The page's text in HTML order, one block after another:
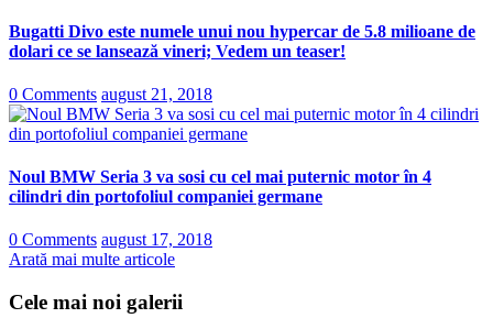
Bugatti Divo este numele unui nou hypercar de 5.8 milioane de
dolari ce se lansează vineri; Vedem un teaser!
0 Comments august 21, 2018
Noul BMW Seria 3 va sosi cu cel mai puternic motor în 4
cilindri din portofoliul companiei germane
0 Comments august 17, 2018
Arată mai multe articole
Cele mai noi galerii